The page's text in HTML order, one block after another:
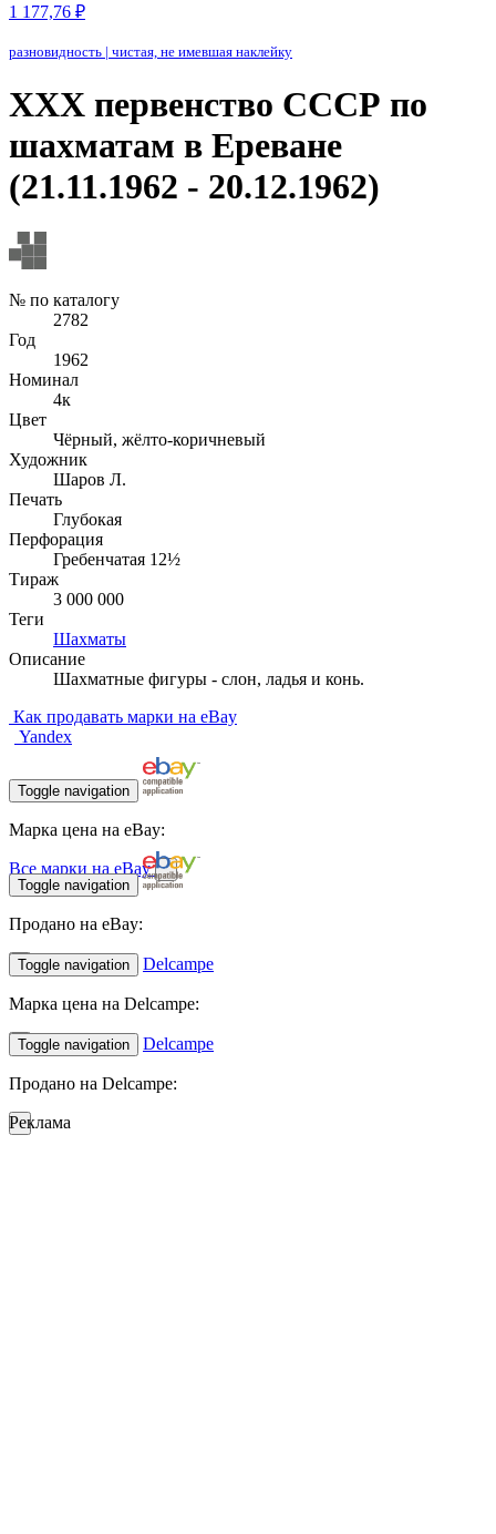
1 177,76 ₽
разновидность | чистая, не имевшая наклейку
ХХХ первенство СССР по
шахматам в Ереване
(21.11.1962 - 20.12.1962)
№ по каталогу
2782
Год
1962
Номинал
4к
Цвет
Чёрный, жёлто-коричневый
Художник
Шаров Л.
Печать
Глубокая
Перфорация
Гребенчатая 12½
Тираж
3 000 000
Теги
Шахматы
Описание
Шахматные фигуры - слон, ладья и конь.
Как продавать марки на eBay
Yandex
Toggle navigation
Марка цена на eBay:
Все марки на eBay
Toggle navigation
Продано на eBay:
Toggle navigation Delcampe
Марка цена на Delcampe:
Toggle navigation Delcampe
Продано на Delcampe:
Реклама